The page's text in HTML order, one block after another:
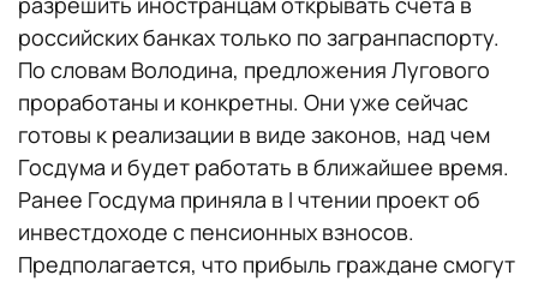
российских банках только по загранпаспорту.
По словам Володина, предложения Лугового
проработаны и конкретны. Они уже сейчас
готовы к реализации в виде законов, над чем
Госдума и будет работать в ближайшее время.
Ранее Госдума приняла в I чтении проект об
инвестдоходе с пенсионных взносов.
Предполагается, что прибыль граждане смогут